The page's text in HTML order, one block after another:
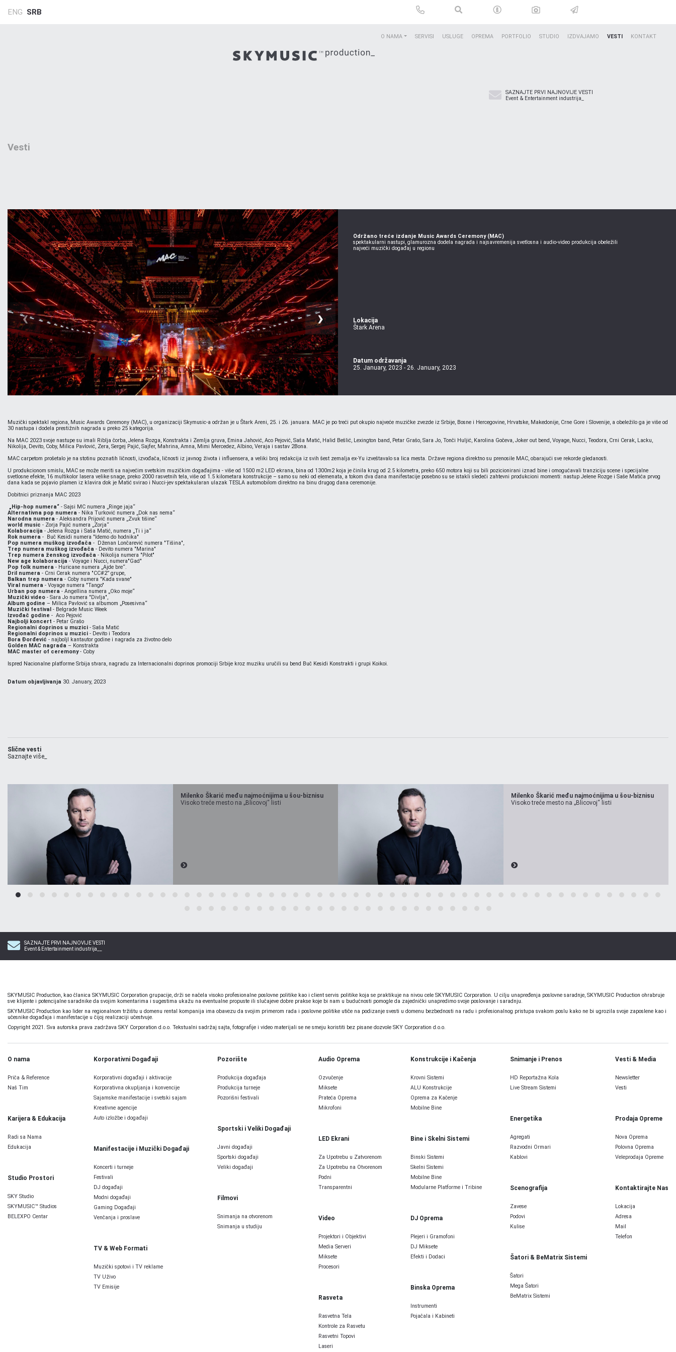
ENG SRB
O NAMA SERVISI USLUGE OPREMA PORTFOLIO STUDIO IZDVAJAMO VESTI KONTAKT
SAZNAJTE PRVI NAJNOVIJE VESTI
Event & Entertainment industrija_
Vesti
‹ ›
Održano treće izdanje Music Awards Ceremony (MAC)
spektakularni nastupi, glamurozna dodela nagrada i najsavremenija svetlosna i audio-video produkcija obeležili
najveći muzički događaj u regionu
Lokacija
Štark Arena
Datum održavanja
25. January, 2023 - 26. January, 2023
Muzički spektakl regiona, Music Awards Ceremony (MAC), u organizaciji Skymusic-a održan je u Štark Areni, 25. i 26. januara. MAC je po treći put okupio najveće muzičke zvezde iz Srbije, Bosne i Hercegovine, Hrvatske, Makedonije, Crne Gore i Slovenije, a obeležilo ga je više od
30 nastupa i dodela prestižnih nagrada u preko 25 kategorija.
Na MAC 2023 svoje nastupe su imali Riblja čorba, Jelena Rozga, Konstrakta i Zemlja gruva, Emina Jahović, Aco Pejović, Saša Matić, Halid Bešlić, Lexington band, Petar Grašo, Sara Jo, Tonči Huljić, Karolina Gočeva, Joker out bend, Voyage, Nucci, Teodora, Crni Cerak, Lacku,
Nikolija, Devito, Coby, Milica Pavlović, Zera, Sergej Pajić, Sajfer, Mahrina, Amna, Mimi Mercedez, Albino, Veraja i sastav 2Bona.
MAC carpetom prošetalo je na stotinu poznatih ličnosti, izvođača, ličnosti iz javnog života i influensera, a veliki broj redakcija iz svih šest zemalja ex-Yu izveštavalo sa lica mesta. Države regiona direktno su prenosile MAC, obarajući sve rekorde gledanosti.
U produkcionom smislu, MAC se može meriti sa najvećim svetskim muzičkim događajima - više od 1500 m2 LED ekrana, bina od 1300m2 koja je činila krug od 2.5 kilometra, preko 650 motora koji su bili pozicionirani iznad bine i omogućavali tranziciju scene i specijalne
svetlosne efekte, 16 multikolor lasera velike snage, preko 2000 rasvetnih tela, više od 1.5 kilometara konstrukcije – samo su neki od elemenata, a tokom dva dana manifestacije posebno su se istakli sledeći zahtevni produkcioni momenti: nastup Jelene Rozge i Saše Matića prvog
dana kada se pojavio plamen iz klavira dok je Matić svirao i Nucci-jev spektakularan ulazak TESLA automobilom direktno na binu drugog dana ceremonije.
Dobitnici priznanja MAC 2023
„Hip-hop numera“ - Sajsi MC numera „Ringe jaja“
Alternativna pop numera - Nika Turković numera „Dok nas nema“
Narodna numera - Aleksandra Prijović numera „Zvuk tišine“
world music - Zorja Pajić numera „Zorja“
Kolaboracija - Jelena Rozga i Saša Matić, numera „Ti i ja“
Rok numera - Buč Kesidi numera "Idemo do hodnika"
Pop numera muškog izvođača - Dženan Lončarević numera "Tišina",
Trep numera muškog izvođača - Devito numera "Marina"
Trep numera ženskog izvođača - Nikolija numera "Pilot"
New age kolaboracija - Voyage i Nucci, numera"Gad"
Pop folk numera - Huricane numera „Ajde bre“.
Dril numera - Crni Cerak numera "CC#2” grupe,
Balkan trep numera - Coby numera "Kada svane"
Viral numera - Voyage numera "Tango"
Urban pop numera - Angellina numera „Oko moje“
Muzički video - Sara Jo numera "Divlja",
Album godine – Milica Pavlović sa albumom „Posesivna“
Muzički festival - Belgrade Music Week
Izvođač godine - Aco Pejović
Najbolji koncert - Petar Grašo
Regionalni doprinos u muzici - Saša Matić
Regionalni doprinos u muzici - Devito i Teodora
Bora Đorđević - najboljI kantautor godine i nagrada za životno delo
Golden MAC nagrada – Konstrakta
MAC master of ceremony- Coby
Ispred Nacionalne platforme Srbija stvara, nagradu za Internacionalni doprinos promociji Srbije kroz muziku uručili su bend Buč Kesidi Konstrakti i grupi Koikoi.
Datum objavljivanja 30. January, 2023
Slične vesti
Saznajte više_
Milenko Škarić među najmoćnijima u šou-biznisu
Visoko treće mesto na „Blicovoj“ listi
Milenko Škarić među najmoćnijima u šou-biznisu
Visoko treće mesto na „Blicovoj“ listi
SAZNAJTE PRVI NAJNOVIJE VESTI
Event & Entertainment industrija__
SKYMUSIC Production, kao članica SKYMUSIC Corporation grupacije, drži se načela visoko profesionalne poslovne politike kao i client servis politike koja se praktikuje na nivou cele SKYMUSIC Corporation. U cilju unapređenja poslovne saradnje, SKYMUSIC Production ohrabruje
sve klijente i potencijalne saradnike da svojim komentarima i sugestima ukažu na eventualne propuste ili slučajeve dobre prakse koje bi nam u budućnosti pomogle da zajednički unapredimo svoje poslovanje i saradnju.
SKYMUSIC Production kao lider na regionalnom tržištu u domenu rental kompanija ima obavezu da svojim primerom rada i poslovne politike utiče na podizanje svesti u domenu bezbednosti na radu i profesionalnog pristupa svakom poslu kako ne bi ugrozila svoje zaposlene kao i
učesnike događaja i manifestacije u čijoj realizaciji učestvuje.
Copyright 2021. Sva autorska prava zadržava SKY Corporation d.o.o. Tekstualni sadržaj sajta, fotografije i video materijali se ne smeju koristiti bez pisane dozvole SKY Corporation d.o.o.
O nama
Priča & Reference
Naš Tim
Karijera & Edukacija
Radi sa Nama
Edukacija
Studio Prostori
SKY Studio
SKYMUSIC™ Studios
BELEXPO Centar
Korporativni Događaji
Korporativni događaji i aktivacije
Korporativna okupljanja i konvencije
Sajamske manifestacije i svetski sajam
Kreativne agencije
Auto izložbe i događaji
Manifestacije i Muzički Događaji
Koncerti i turneje
Festivali
DJ događaji
Modni događaji
Gaming Događaji
Venčanja i proslave
TV & Web Formati
Muzički spotovi i TV reklame
TV Uživo
TV Emisije
Pozorište
Produkcija događaja
Produkcija turneje
Pozorišni festivali
Sportski i Veliki Događaji
Javni događaji
Sportski događaji
Veliki događaji
Filmovi
Snimanja na otvorenom
Snimanja u studiju
Audio Oprema
Ozvučenje
Miksete
Prateća Oprema
Mikrofoni
LED Ekrani
Za Upotrebu u Zatvorenom
Za Upotrebu na Otvorenom
Podni
Transparentni
Video
Projektori i Objektivi
Media Serveri
Miksete
Procesori
Rasveta
Rasvetna Tela
Kontrole za Rasvetu
Rasvetni Topovi
Laseri
Konstrukcije i Kačenja
Krovni Sistemi
ALU Konstrukcije
Oprema za Kačenje
Mobilne Bine
Bine i Skelni Sistemi
Binski Sistemi
Skelni Sistemi
Mobilne Bine
Modularne Platforme i Tribine
DJ Oprema
Plejeri i Gramofoni
DJ Miksete
Efekti i Dodaci
Binska Oprema
Instrumenti
Pojačala i Kabineti
Snimanje i Prenos
HD Reportažna Kola
Live Stream Sistemi
Energetika
Agregati
Razvodni Ormari
Kablovi
Scenografija
Zavese
Podovi
Kulise
Šatori & BeMatrix Sistemi
Šatori
Mega Šatori
BeMatrix Sistemi
Vesti & Media
Newsletter
Vesti
Prodaja Opreme
Nova Oprema
Polovna Oprema
Veleprodaja Opreme
Kontaktirajte Nas
Lokacija
Adresa
Mail
Telefon